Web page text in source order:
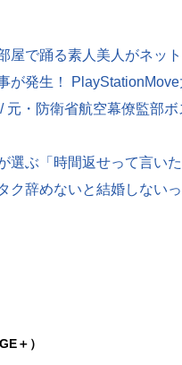
屋で踊る素人美人がネット
が発生！
元・防衛省航空幕僚監部
選ぶ「時間返せって言い
ク辞めないと結婚しない
＋）